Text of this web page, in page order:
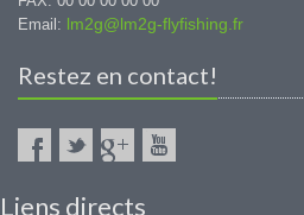
Email: lm2g@lm2g-flyfishing.fr
Restez en contact!
Liens directs